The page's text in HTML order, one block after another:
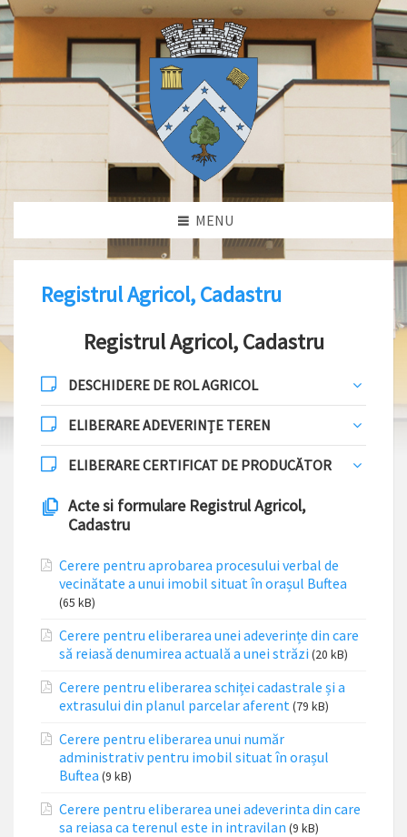
MENU
Registrul Agricol, Cadastru
Registrul Agricol, Cadastru
DESCHIDERE DE ROL AGRICOL
ELIBERARE ADEVERINŢE TEREN
ELIBERARE CERTIFICAT DE PRODUCĂTOR
Acte si formulare Registrul Agricol,
Cadastru
Cerere pentru aprobarea procesului verbal de
vecinătate a unui imobil situat în orașul Buftea
(65 kB)
Cerere pentru eliberarea unei adeverințe din care
să reiasă denumirea actuală a unei străzi (20 kB)
Cerere pentru eliberarea schiței cadastrale și a
extrasului din planul parcelar aferent(79 kB)
Cerere pentru eliberarea unui număr
administrativ pentru imobil situat în orașul
Buftea (9 kB)
Cerere pentru eliberarea unei adeverinta din care
sa reiasa ca terenul este in intravilan (9 kB)